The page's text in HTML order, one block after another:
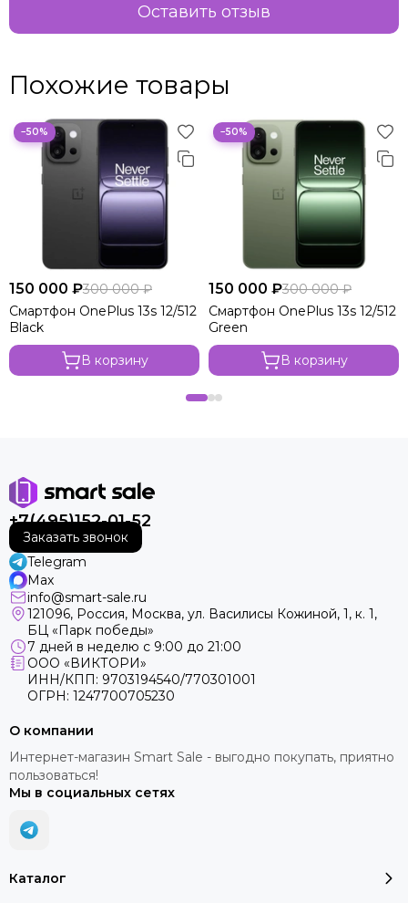
Оставить отзыв
Похожие товары
−50%
150 000 ₽300 000 ₽
Смартфон OnePlus 13s 12/512
Black
В корзину
−50%
150 000 ₽300 000 ₽
Смартфон OnePlus 13s 12/512
Green
В корзину
+7(495)152-01-52
Заказать звонок
Telegram
Max
info@smart-sale.ru
121096, Россия, Москва, ул. Василисы Кожиной, 1, к. 1,
БЦ «Парк победы»
7 дней в неделю с 9:00 до 21:00
ООО «ВИКТОРИ»
ИНН/КПП: 9703194540/770301001
ОГРН: 1247700705230
Каталог
О компании
Интернет-магазин Smart Sale - выгодно покупать, приятно
пользоваться!
Мы в социальных сетях